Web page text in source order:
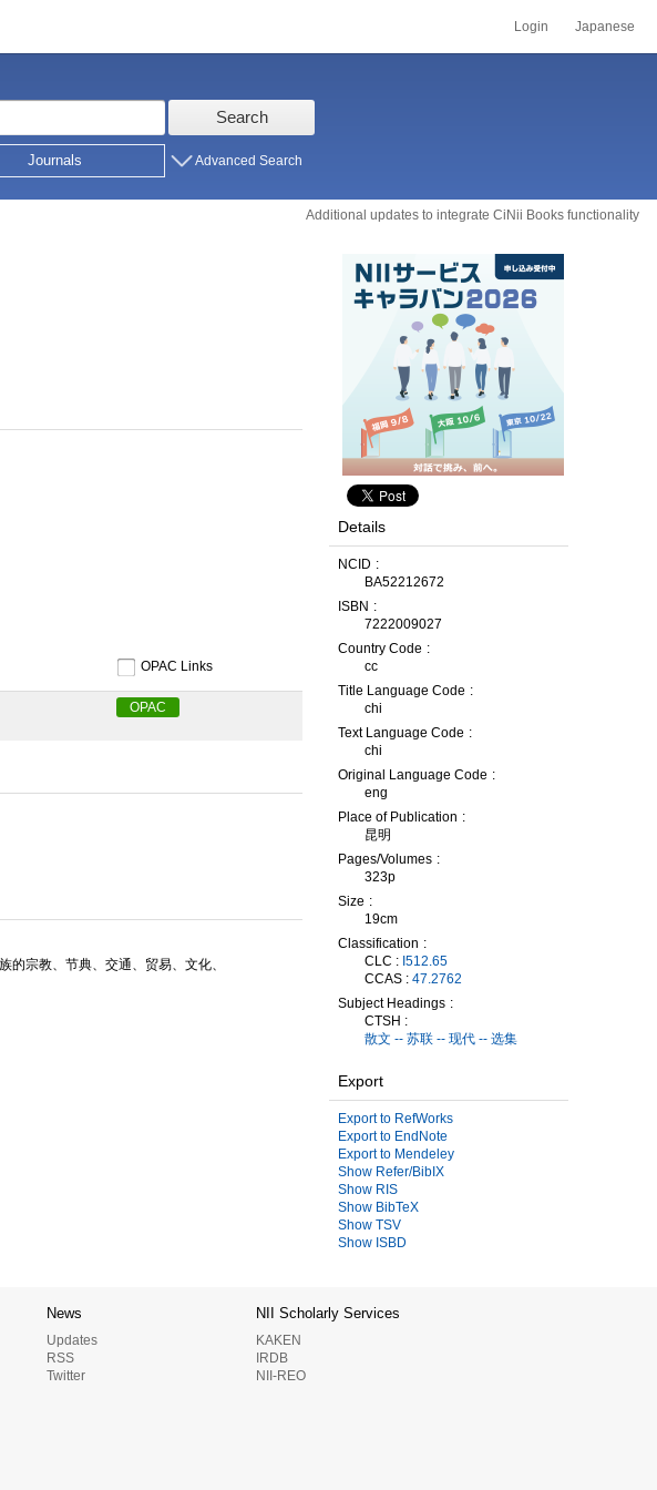
Login Japanese
Search
Journals Advanced Search
Additional updates to integrate CiNii Books functionality
OPAC Links
OPAC
宗教、节典、交通、贸易、文化、
Details
NCID
BA52212672
ISBN
7222009027
Country Code
cc
Title Language Code
chi
Text Language Code
chi
Original Language Code
eng
Place of Publication
昆明
Pages/Volumes
323p
Size
19cm
Classification
CLC : I512.65
CCAS : 47.2762
Subject Headings
CTSH :
散文 -- 苏联 -- 现代 -- 选集
Export
Export to RefWorks
Export to EndNote
Export to Mendeley
Show Refer/BibIX
Show RIS
Show BibTeX
Show TSV
Show ISBD
News
Updates
RSS
Twitter
NII Scholarly Services
KAKEN
IRDB
NII-REO